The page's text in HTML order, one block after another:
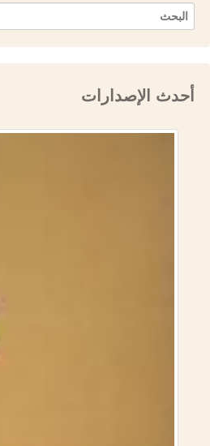
أحدث الإصدارات